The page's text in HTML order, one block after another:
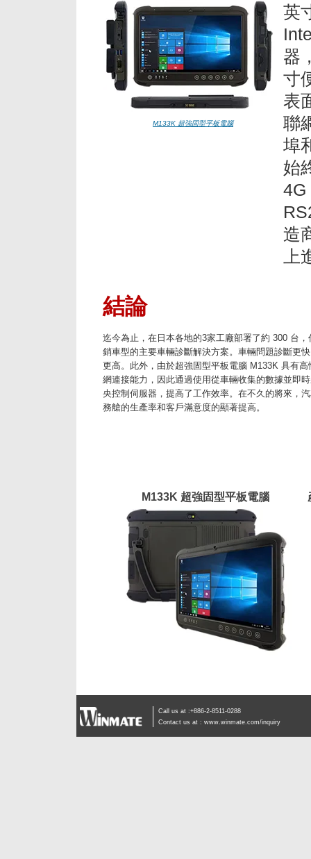
M133K 超強固型平板電腦
英
器
寸
表
聯
埠
始
4G
造
結論
迄今為止，在日本各地的3家工廠部署了約 300 台
銷車型的主要車輛診斷解決方案。車輛問題診斷更
更高。此外，由於超強固型平板電腦 M133K 具有
網連接能力，因此通過使用從車輛收集的數據並即
央控制伺服器，提高了工作效率。在不久的將來，
務艙的生產率和客戶滿意度的顯著提高。
M133K 超強固型平板電腦
Call us at :+886-2-8511-0288
Contact us at : www.winmate.com/inquiry